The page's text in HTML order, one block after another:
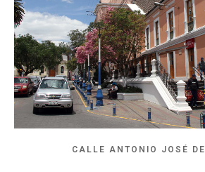
CALLE ANTONIO JOSÉ